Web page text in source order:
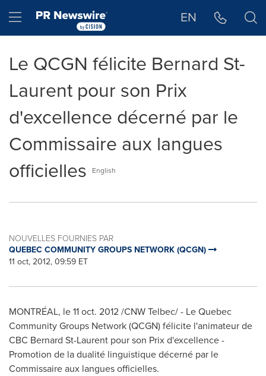
Hamburger menu EN
Le QCGN félicite Bernard St-
Laurent pour son Prix
d'excellence décerné par le
Commissaire aux langues
officielles
English
NOUVELLES FOURNIES PAR
QUEBEC COMMUNITY GROUPS NETWORK (QCGN)
11 oct, 2012, 09:59 ET
MONTRÉAL, le11 oct. 2012/CNW Telbec/ - LeQuebec
Community Groups Network (QCGN) félicite l'animateur de
CBC Bernard St-Laurent pour son Prix d'excellence -
Promotion de la dualité linguistique décerné par le
Commissaire aux langues officielles.